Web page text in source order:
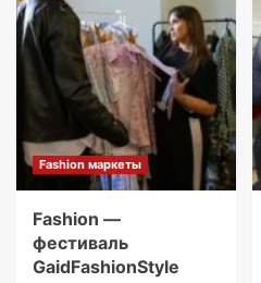
Fashion маркеты
Fashion —
фестиваль
GaidFashionStyle